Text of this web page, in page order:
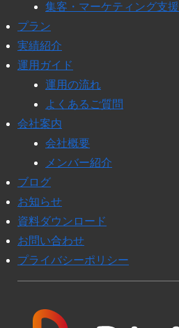
集客・マーケティング支援
プラン
実績紹介
運用ガイド
運用の流れ
よくあるご質問
会社案内
会社概要
メンバー紹介
ブログ
お知らせ
資料ダウンロード
お問い合わせ
プライバシーポリシー